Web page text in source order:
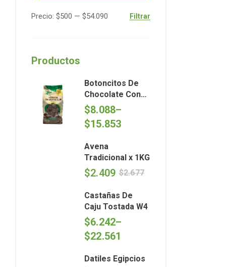
Filtrar
Precio: $500 — $54.090
Productos
Botoncitos De
Chocolate Con
Dulce De Leche x
kg- Argenfrut
$8.088–
$15.853
Avena
Tradicional x 1KG
$2.677
$2.409
Castañas De
Caju Tostada W4
$6.242–
$22.561
Datiles Egipcios